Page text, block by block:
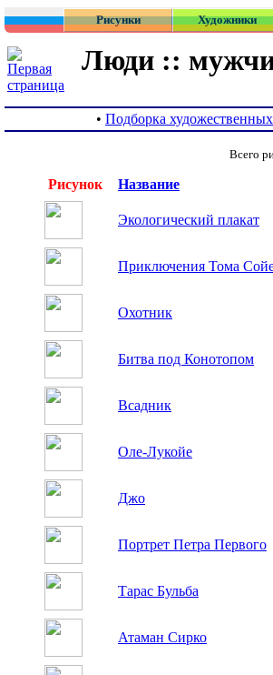
Рисунки Художники
Люди ::
• Подборка
Всего
Рисунок Название
Экологический плакат
Приключения Тома
Охотник
Битва под Конотопом
Всадник
Оле-Лукойе
Джо
Портрет Петра Первого
Тарас Бульба
Атаман Сирко